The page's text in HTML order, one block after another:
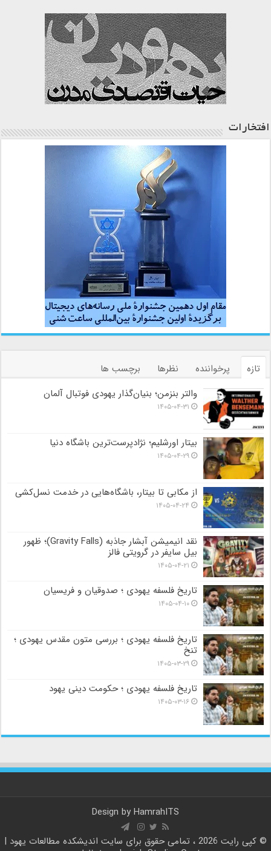
افتخارات
تازه پرخواننده نظرها
برچسب ها
والتر بنزمن؛ بنیان‌گذار یهودی فوتبال آلمان
۱۴۰۵-۰۴-۳۱
بیتار اورشلیم؛ نژادپرست‌ترین باشگاه دنیا
۱۴۰۵-۰۴-۲۹
از مکابی تا بیتار، باشگاه‌هایی در خدمت نسل‌کشی
۱۴۰۵-۰۴-۲۴
نقد انیمیشن آبشار جاذبه (Gravity Falls)؛ ظهور
بیل سایفر در گرویتی فالز
۱۴۰۵-۰۴-۲۱
تاریخ فلسفه یهودی ؛ صدوقیان و فریسیان
۱۴۰۵-۰۴-۱۰
تاریخ فلسفه یهودی ؛ بررسی متون مقدس یهودی ؛
تنخ
۱۴۰۵-۰۳-۲۹
تاریخ فلسفه یهودی ؛ حکومت دینی یهود
۱۴۰۵-۰۳-۱۶
Design by HamrahITS
© کپی رایت 2026 ، تمامی حقوق برای سایت
اندیشکده مطالعات یهود |